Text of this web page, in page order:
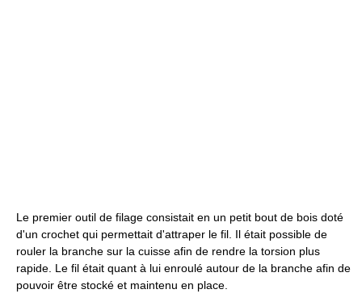
Le premier outil de filage consistait en un petit bout de bois doté
d'un crochet qui permettait d'attraper le fil. Il était possible de
rouler la branche sur la cuisse afin de rendre la torsion plus
rapide. Le fil était quant à lui enroulé autour de la branche afin de
pouvoir être stocké et maintenu en place.